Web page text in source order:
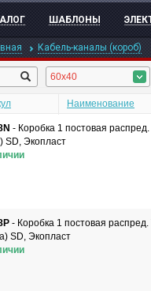
ШАБЛОНЫ
Кабель-каналы (короб)
60x40
Наименование
- Коробка 1 постовая
SD, Экопласт
- Коробка 1 постовая
SD, Экопласт